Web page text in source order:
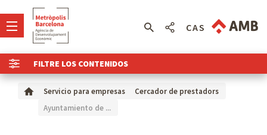
FILTRE LOS CONTENIDOS
CAS
Servicio para empresas
Cercador de prestadors
Ayuntamiento de ...